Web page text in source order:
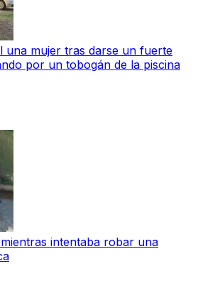
una mujer tras darse un fuerte
por un tobogán de la piscina
intentaba robar una